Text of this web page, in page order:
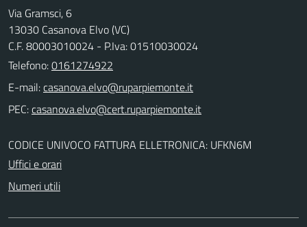
Via Gramsci, 6
13030 Casanova Elvo (VC)
C.F. 80003010024 - P.Iva: 01510030024
Telefono:0161274922
E-mail:
PEC:
CODICE UNIVOCO FATTURA ELLETRONICA: UFKN6M
Uffici e orari
Numeri utili